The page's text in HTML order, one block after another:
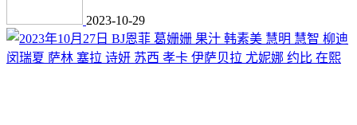
2023-10-29